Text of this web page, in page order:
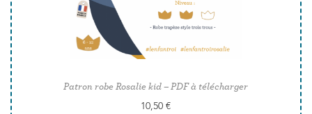
Patron robe Rosalie kid – PDF à télécharger
10,50€